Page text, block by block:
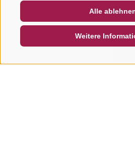
Alle
Weitere